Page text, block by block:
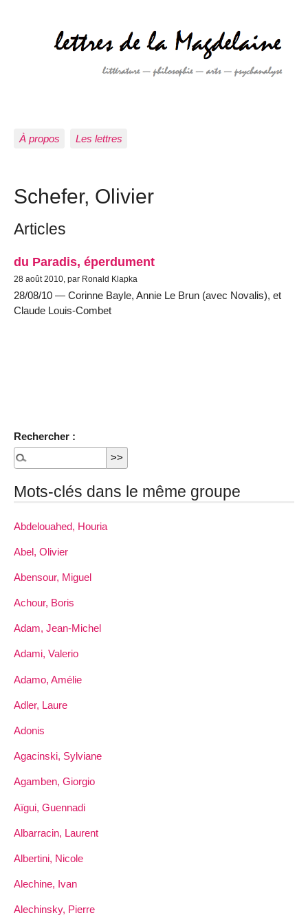
À propos Les lettres
Schefer, Olivier
Articles
du Paradis, éperdument
28 août 2010, par Ronald Klapka
28/08/10 — Corinne Bayle, Annie Le Brun (avec Novalis), et
Claude Louis-Combet
Rechercher :
Mots-clés dans le même groupe
Abdelouahed, Houria
Abel, Olivier
Abensour, Miguel
Achour, Boris
Adam, Jean-Michel
Adami, Valerio
Adamo, Amélie
Adler, Laure
Adonis
Agacinski, Sylviane
Agamben, Giorgio
Aïgui, Guennadi
Albarracin, Laurent
Albertini, Nicole
Alechine, Ivan
Alechinsky, Pierre